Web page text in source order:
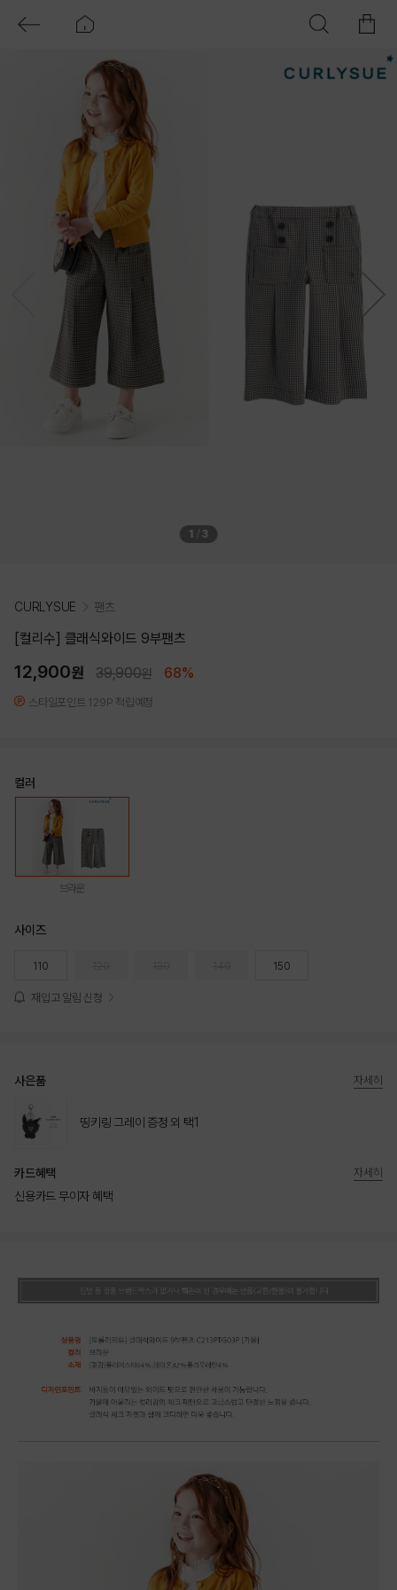
1 3
CURLYSUE 팬츠
[컬리수] 클래식와이드 9부팬츠
12,900원 39,900원 68%
스타일포인트 129P 적립예정
컬러
브라운
사이즈
110 150
재입고 알림 신청
사은품
띵키링 그레이 증정 외 택1
자세히
카드혜택
신용카드 무이자 혜택
자세히